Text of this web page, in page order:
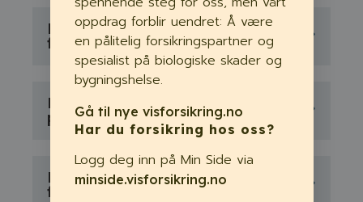
Hva er ikke dekket av
forsikringen?
Finnes det noen begrensninger
på hva forsikringen dekker?
Hvordan kjøper jeg
forsikringen?
oppdrag forblir uendret: Å være
en pålitelig forsikringspartner og
spesialist på biologiske skader og
bygningshelse.
Gå til nye visforsikring.no
Har du forsikring hos oss?
Logg deg inn på Min Side via
minside.visforsikring.no